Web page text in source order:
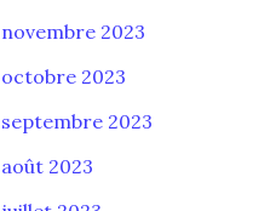
novembre 2023
octobre 2023
septembre 2023
août 2023